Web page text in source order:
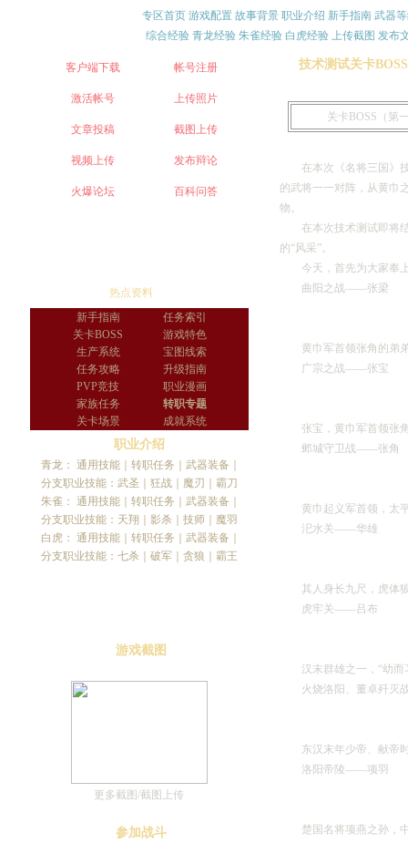
专区首页 游戏配置 故事背景 职业介绍 新手指南 武器
综合经验 青龙经验 朱雀经验 白虎经验 上传截图 发布
客户端下载 帐号注册
激活帐号 上传照片
文章投稿 截图上传
视频上传 发布辩论
火爆论坛 百科问答
热点资料
新手指南
任务索引
关卡BOSS
游戏特色
生产系统
宝图线索
任务攻略
升级指南
PVP竞技
职业漫画
家族任务
转职专题
关卡场景
成就系统
职业介绍
青龙 ： 通用技能 转职任务 武器装备
分支职业技能： 武圣 狂战 魔刃
霸刀
朱雀 ： 通用技能 转职任务 武器装备
分支职业技能： 天翔 影杀 技师
魔羽
白虎 ： 通用技能 转职任务 武器装备
分支职业技能： 七杀 破军 贪狼 霸王
游戏截图
更多截图 /截图上传
参加战斗
技术测试关卡
关卡BOSS（第
在本次《名将三国》技
的武将一一对阵，从黄巾
物。
在本次技术测试即将结
的“风采”。
今天，首先为大家奉上
曲阳之战――张梁
黄巾军首领张角的弟弟
广宗之战――张宝
张宝，黄巾军首领张角
邺城守卫战――张角
黄巾起义军首领，太平
汜水关――华雄
其人身长九尺，虎体狼
虎牢关――吕布
汉末群雄之一，“幼而
火烧洛阳、董卓歼灭
东汉末年少帝、献帝时
洛阳帝陵――项羽
楚国名将项燕之孙，中